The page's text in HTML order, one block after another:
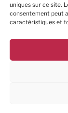
uniques sur ce site.
consentement peut
caractéristiques et